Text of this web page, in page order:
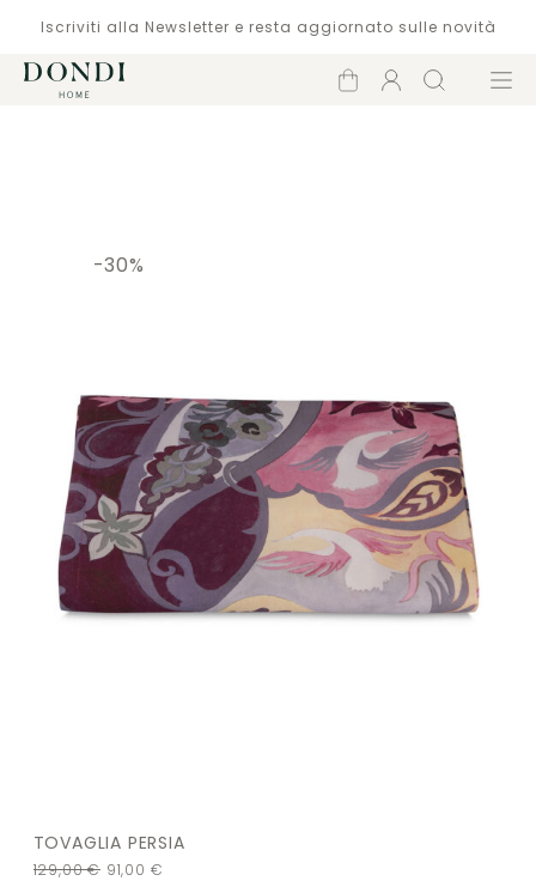
Iscriviti alla Newsletter e resta aggiornato sulle novità
Carrello
Account
Cerca Menù
TOVAGLIA PERSIA
129,00€ 91,00 €
-30%